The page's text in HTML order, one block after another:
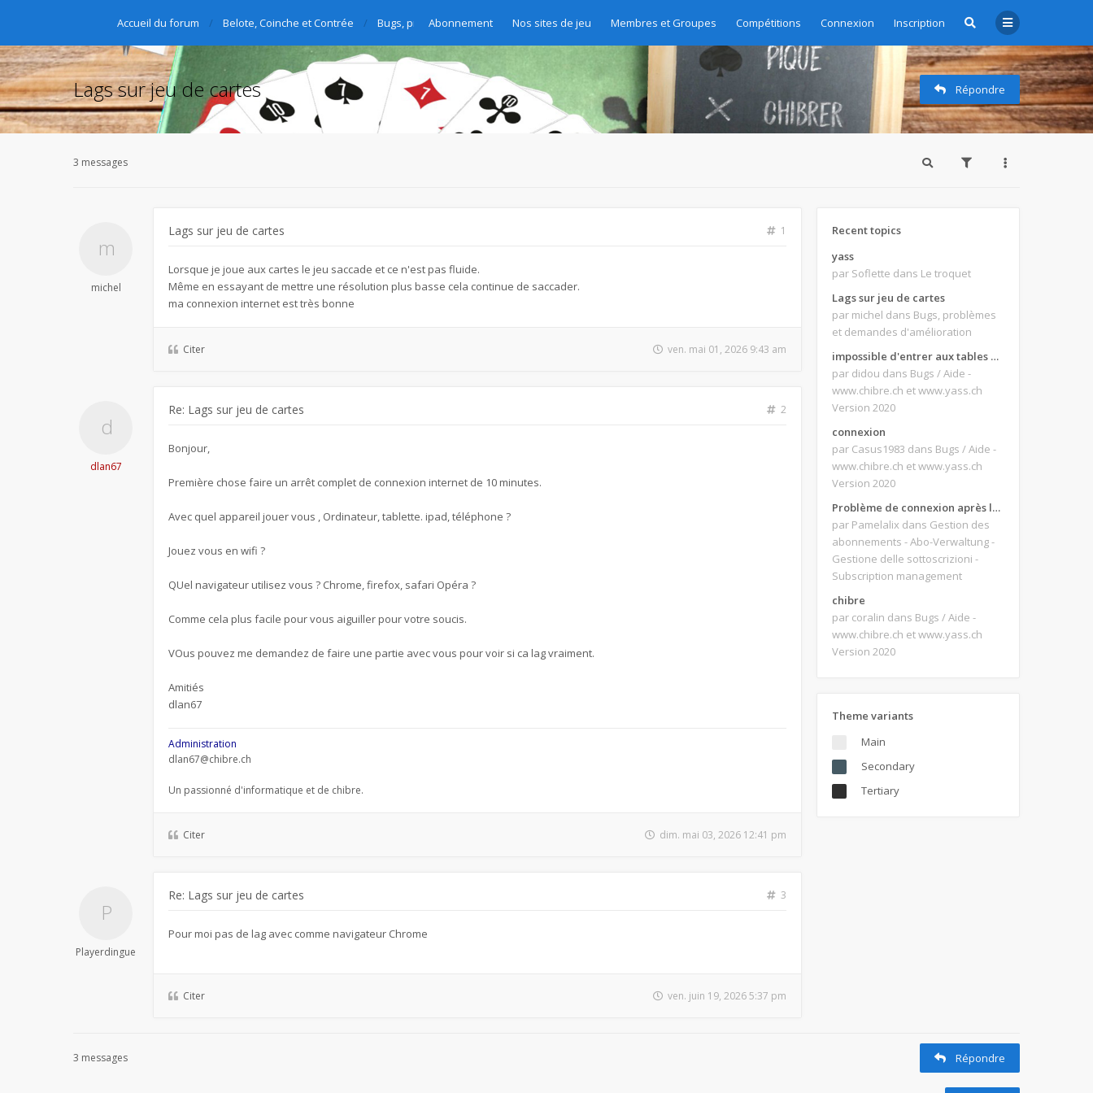
Abonnement Nos sites de jeu Membres et Groupes Compétitions Connexion Inscription
Accueil du forum Belote, Coinche et Contrée Bugs, problèmes et demandes d'amélioration
Lags sur jeu de cartes Répondre
3 messages
michel
Lags sur jeu de cartes 1
Lorsque je joue aux cartes le jeu saccade et ce n'est pas fluide.
Même en essayant de mettre une résolution plus basse cela continue de saccader.
ma connexion internet est très bonne
Citer ven. mai 01, 2026 9:43 am
dlan67
Re: Lags sur jeu de cartes 2
Bonjour,
Première chose faire un arrêt complet de connexion internet de 10 minutes.
Avec quel appareil jouer vous , Ordinateur, tablette. ipad, téléphone ?
Jouez vous en wifi ?
QUel navigateur utilisez vous ? Chrome, firefox, safari Opéra ?
Comme cela plus facile pour vous aiguiller pour votre soucis.
VOus pouvez me demandez de faire une partie avec vous pour voir si ca lag vraiment.
Amitiés
dlan67
Administration
dlan67@chibre.ch
Un passionné d'informatique et de chibre.
Citer dim. mai 03, 2026 12:41 pm
Playerdingue
Re: Lags sur jeu de cartes 3
Pour moi pas de lag avec comme navigateur Chrome
Citer ven. juin 19, 2026 5:37 pm
Recent topics
yass
par Soflette dans Le troquet
Lags sur jeu de cartes
par michel dans Bugs, problèmes
et demandes d'amélioration
impossible d'entrer aux tables de jeux
par didou dans Bugs / Aide -
www.chibre.ch et www.yass.ch
Version 2020
connexion
par Casus1983 dans Bugs / Aide -
www.chibre.ch et www.yass.ch
Version 2020
Problème de connexion après le changement d'adresse e-mail.
par Pamelalix dans Gestion des
abonnements - Abo-Verwaltung -
Gestione delle sottoscrizioni -
Subscription management
chibre
par coralin dans Bugs / Aide -
www.chibre.ch et www.yass.ch
Version 2020
Theme variants
Main
Secondary
Tertiary
3 messages Répondre